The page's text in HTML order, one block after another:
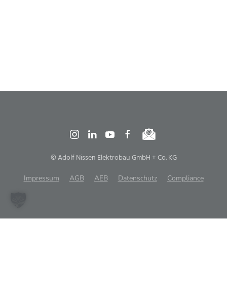
© Adolf Nissen Elektrobau GmbH + Co. KG
Impressum AGB AEB Datenschutz Compliance